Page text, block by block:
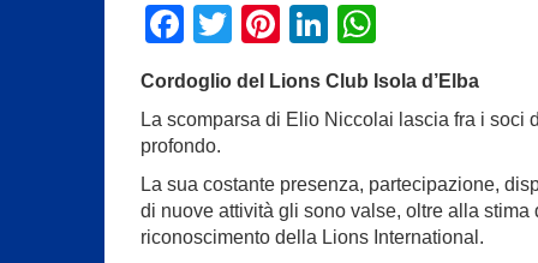
F
a
c
e
b
o
T
wi
tt
er
Pi
nt
er
e
st
Li
n
k
e
dI
n
h
at
s
A
p
Cordoglio del Lions Club Isola d’Elba
La scomparsa di Elio Niccolai lascia fra i soci
profondo.
La sua costante presenza, partecipazione,
di nuove attività gli sono valse, oltre alla stima
riconoscimento della Lions International.